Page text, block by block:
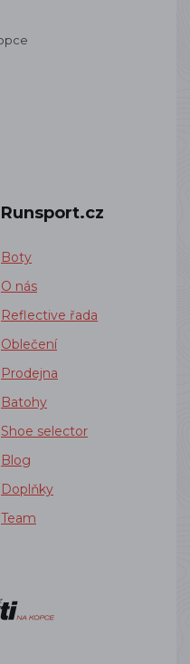
Runsport.cz
Boty
O nás
Reflective řada
Oblečení
Prodejna
Batohy
Shoe selector
Blog
Doplňky
Team